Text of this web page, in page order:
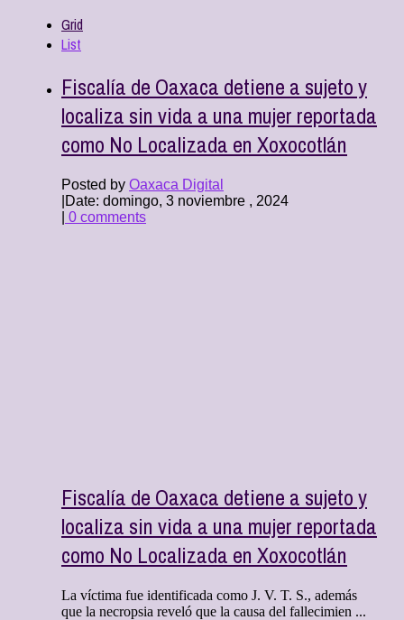
Grid
List
Fiscalía de Oaxaca detiene a sujeto y
localiza sin vida a una mujer reportada
como No Localizada en Xoxocotlán
Posted by Oaxaca Digital
Date: domingo, 3 noviembre , 2024
0 comments
Fiscalía de Oaxaca detiene a sujeto y
localiza sin vida a una mujer reportada
como No Localizada en Xoxocotlán
La víctima fue identificada como J. V. T. S., además
que la necropsia reveló que la causa del fallecimien ...